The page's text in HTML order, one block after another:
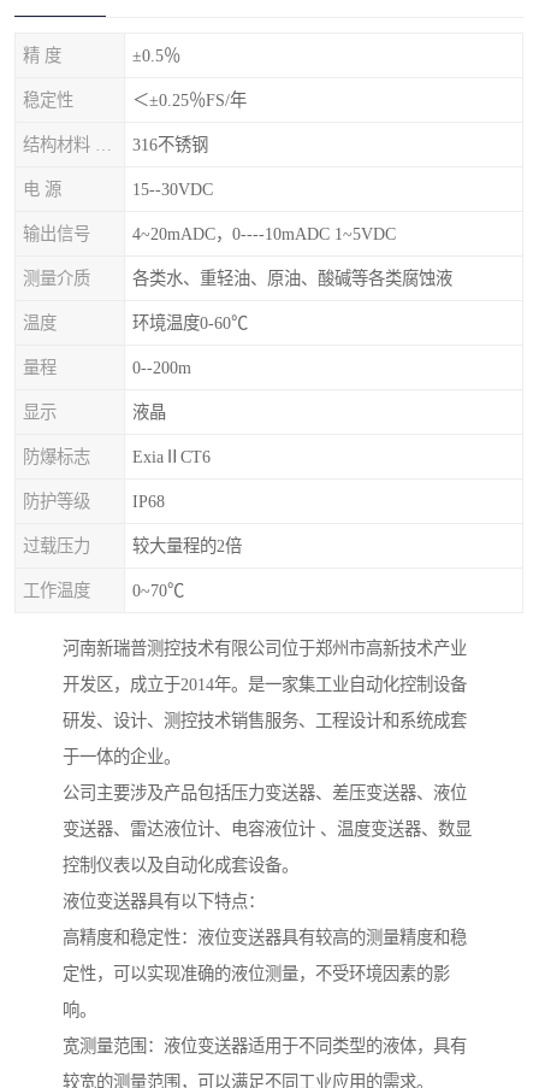
精 度 ±0.5％
稳定性 ＜±0.25％FS/年
316不锈钢
电 源 15--30VDC
输出信号 4~20mADC，0----10mADC 1~5VDC
测量介质 各类水、重轻油、原油、酸碱等各类腐蚀液
温度 环境温度0-60℃
量程 0--200m
显示 液晶
防爆标志 ExiaⅡCT6
防护等级 IP68
过载压力 较大量程的2倍
工作温度 0~70℃
河南新瑞普测控技术有限公司位于郑州市高新技术产业
开发区，成立于2014年。是一家集工业自动化控制设备
研发、设计、测控技术销售服务、工程设计和系统成套
于一体的企业。
公司主要涉及产品包括压力变送器、差压变送器、液位
变送器、雷达液位计、电容液位计 、温度变送器、数显
控制仪表以及自动化成套设备。
液位变送器具有以下特点：
高精度和稳定性：液位变送器具有较高的测量精度和稳
定性，可以实现准确的液位测量，不受环境因素的影
响。
宽测量范围：液位变送器适用于不同类型的液体，具有
较宽的测量范围，可以满足不同工业应用的需求。